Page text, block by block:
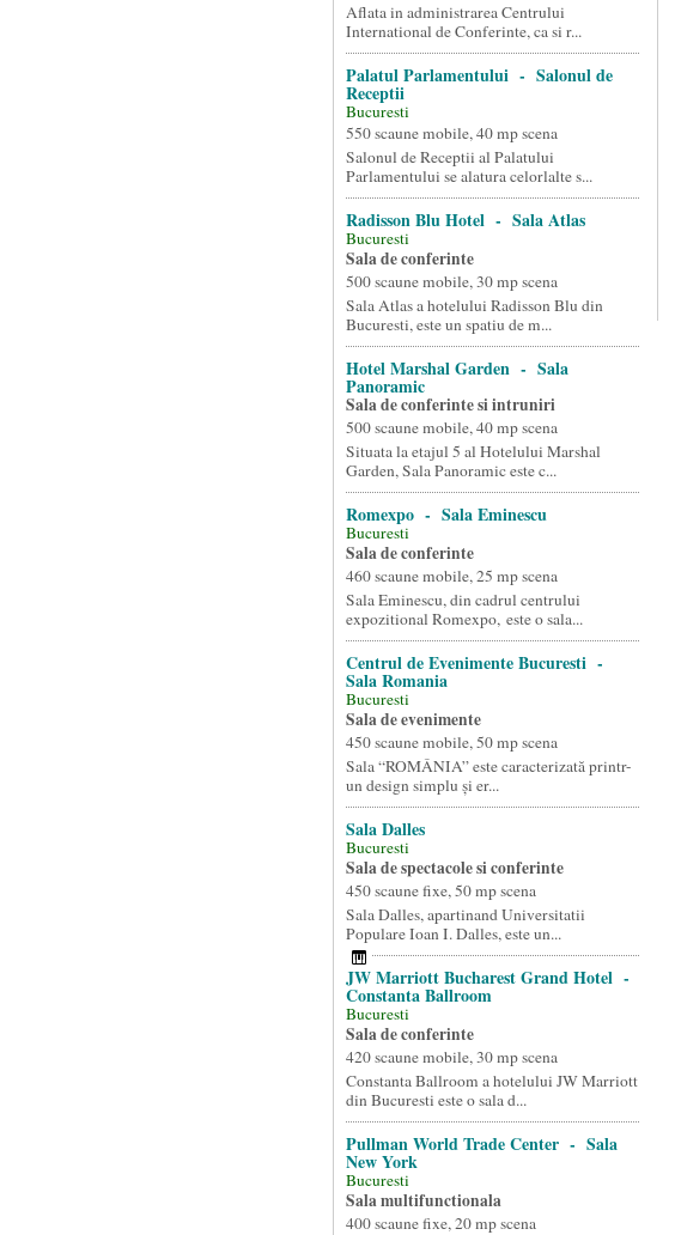
Aflata in administrarea Centrului
International de Conferinte, ca si r...
Palatul Parlamentului - Salonul de
Receptii
Bucuresti
550 scaune mobile, 40 mp scena
Salonul de Receptii al Palatului
Parlamentului se alatura celorlalte s...
Radisson Blu Hotel - Sala Atlas
Bucuresti
Sala de conferinte
500 scaune mobile, 30 mp scena
Sala Atlas a hotelului Radisson Blu din
Bucuresti, este un spatiu de m...
Hotel Marshal Garden - Sala
Panoramic
Sala de conferinte si intruniri
500 scaune mobile, 40 mp scena
Situata la etajul 5 al Hotelului Marshal
Garden, Sala Panoramic este c...
Romexpo - Sala Eminescu
Bucuresti
Sala de conferinte
460 scaune mobile, 25 mp scena
Sala Eminescu, din cadrul centrului
expozitional Romexpo, este o sala...
Centrul de Evenimente Bucuresti -
Sala Romania
Bucuresti
Sala de evenimente
450 scaune mobile, 50 mp scena
Sala “ROMÂNIA” este caracterizată printr-
un design simplu și er...
Sala Dalles
Bucuresti
Sala de spectacole si conferinte
450 scaune fixe, 50 mp scena
Sala Dalles, apartinand Universitatii
Populare Ioan I. Dalles, este un...
JW Marriott Bucharest Grand Hotel -
Constanta Ballroom
Bucuresti
Sala de conferinte
420 scaune mobile, 30 mp scena
Constanta Ballroom a hotelului JW Marriott
din Bucuresti este o sala d...
Pullman World Trade Center - Sala
New York
Bucuresti
Sala multifunctionala
400 scaune fixe, 20 mp scena